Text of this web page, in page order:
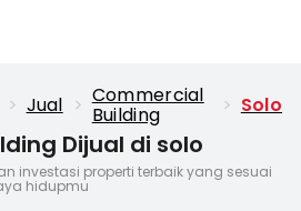
> Jual > Commercial
Building > Solo
Dijual di solo
investasi properti terbaik yang sesuai
hidupmu